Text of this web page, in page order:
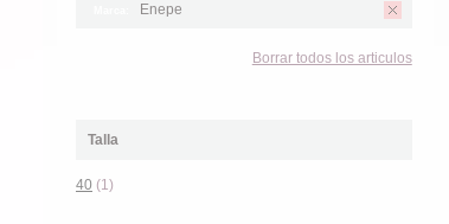
Enepe
Borrar todos los articulos
Talla
40 (1)